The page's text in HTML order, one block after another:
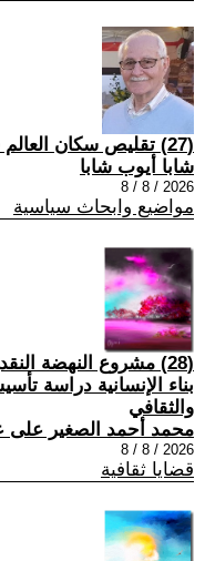
(27) تقليص سكان العالم قد يساهم في إنقاذ الكوكب
شابا أيوب شابا
2026 / 8 / 8
مواضيع وابحاث سياسية
(28) مشروع النهضة
بناء الإنسانية دراسة
والثقافي
محمد أحمد الصغير على
2026 / 8 / 8
قضايا ثقافية